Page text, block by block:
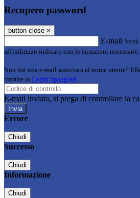
Recupero password
button close ×
E-mail
all'indirizzo indicato con le istruzioni necessarie.
Non hai una e-mail associata al nome utente?
tramite la Login Spaggiari
E-mail inviata, si prega di controllare la
Errore
Chiudi
Successo
Chiudi
Informazione
Chiudi